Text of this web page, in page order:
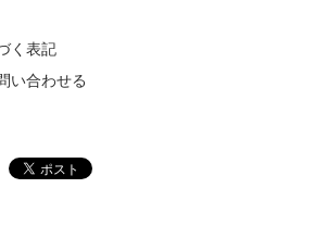
く表記
い合わせる